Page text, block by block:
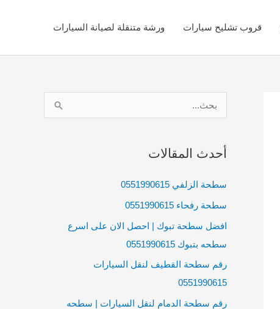
قروب تشليح سيارات ورشة متنقلة لصيانة السيارات
ب
أحدث المقالات
سطحة الزلفي 0551990615
سطحة رفحاء 0551990615
افضل سطحة تبوك | احصل الان على اسرع
سطحه بتبوك 0551990615
رقم سطحة القطيف لنقل السيارات
0551990615
رقم سطحة الدمام لنقل السيارات | سطحه